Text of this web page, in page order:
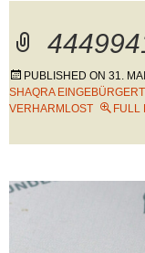
PUBLISHED ON 31.
SHAQRA
VERHARMLOST
FULL